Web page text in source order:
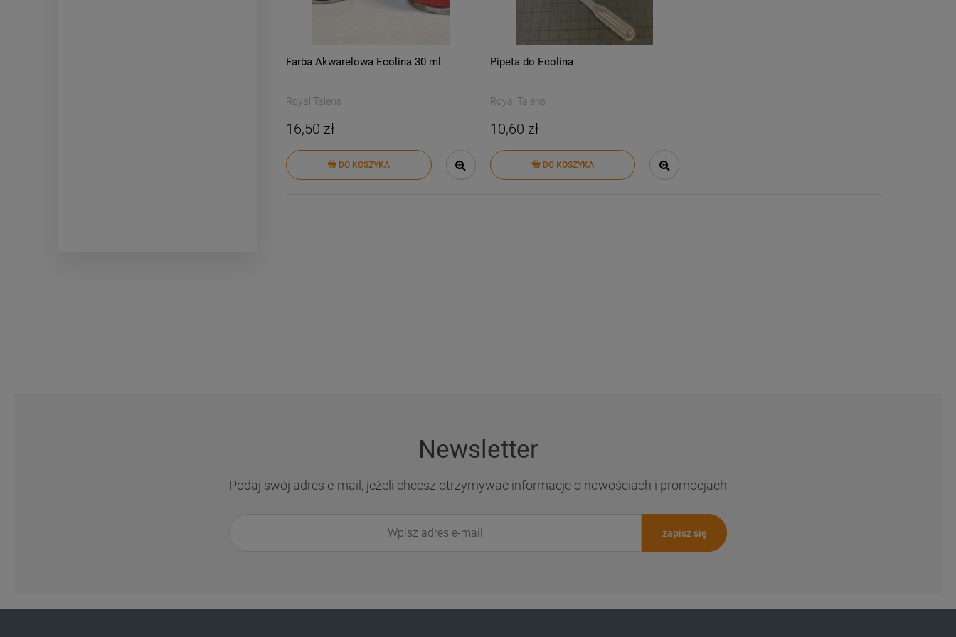
Farba Akwarelowa Ecolina 30 ml.
Royal Talens
16,50 zł
DO KOSZYKA
Pipeta do Ecolina
Royal Talens
10,60 zł
DO KOSZYKA
Newsletter
Podaj swój adres e-mail, jeżeli chcesz otrzymywać informacje o nowościach i promocjach
zapisz się